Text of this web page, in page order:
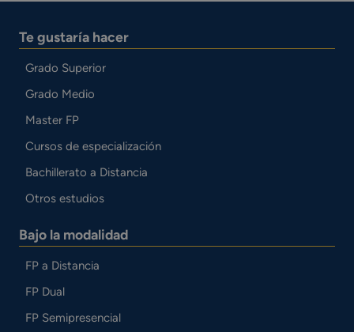
Te gustaría hacer
Grado Superior
Grado Medio
Master FP
Cursos de especialización
Bachillerato a Distancia
Otros estudios
Bajo la modalidad
FP a Distancia
FP Dual
FP Semipresencial